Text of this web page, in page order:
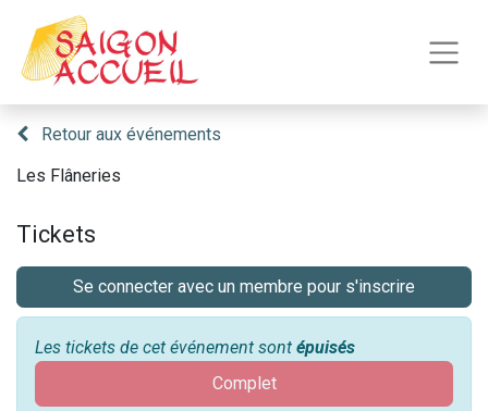
Retour aux événements
Les Flâneries
Tickets
Se connecter avec un membre pour s'inscrire
Les tickets de cet événement sont épuisés
Complet